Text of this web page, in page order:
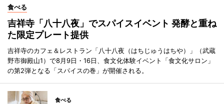
食べる
吉祥寺「八十八夜」でスパイスイベント 発酵と重ね
た限定プレート提供
吉祥寺のカフェ＆レストラン「八十八夜（はちじゅうはちや）」（武蔵
野市御殿山1）で8月9日・16日、食文化体験イベント「食文化サロン」
の第2弾となる「スパイスの巻」が開催される。
食べる